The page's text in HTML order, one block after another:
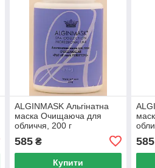
ALGINMASK Альгінатна
маска Очищаюча для
обличчя, 200 г
585₴
Купити
585